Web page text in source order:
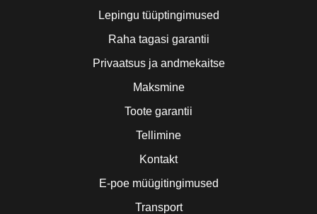
Lepingu tüüptingimused
Raha tagasi garantii
Privaatsus ja andmekaitse
Maksmine
Toote garantii
Tellimine
Kontakt
E-poe müügitingimused
Transport